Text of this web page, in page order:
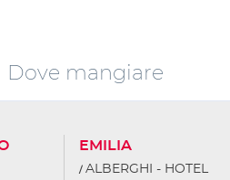
Dove mangiare
EMILIA
ALBERGHI - HOTEL